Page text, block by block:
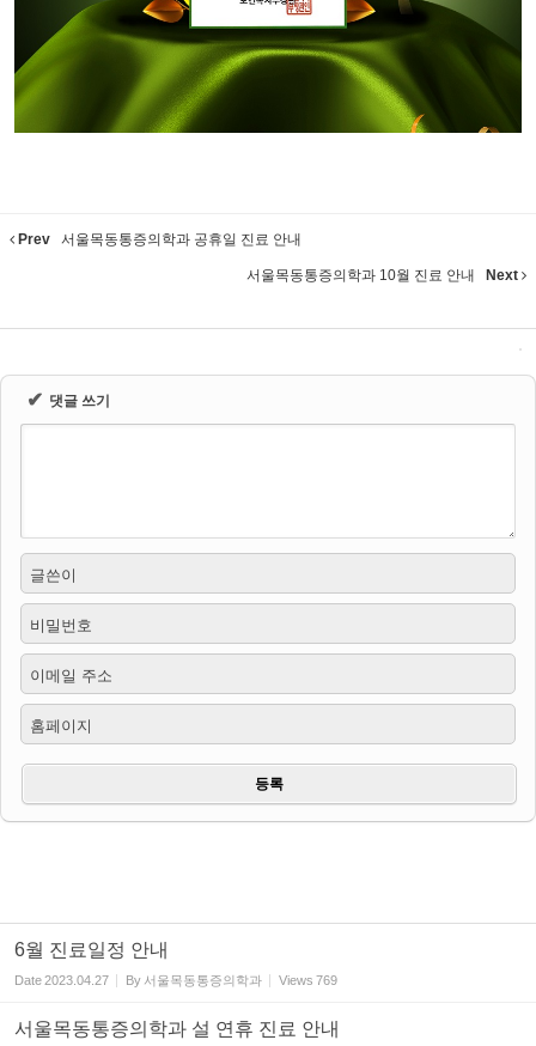
Prev 서울목동통증의학과 공휴일 진료 안내
서울목동통증의학과 10월 진료 안내 Next
✔ 댓글 쓰기
글쓴이
비밀번호
이메일 주소
홈페이지
6월 진료일정 안내
Date2023.04.27 By 서울목동통증의학과 Views 769
서울목동통증의학과 설 연휴 진료 안내